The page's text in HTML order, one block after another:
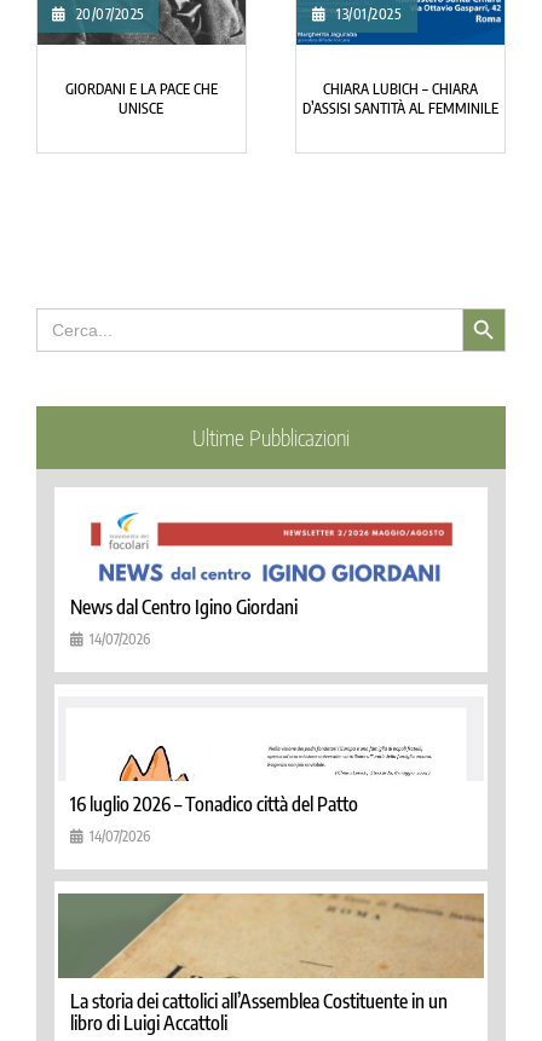
18/04/2024
L’UOMO DELLE BEATITUDINI
22/03/2024
ASSICURA LA PACE AL MONDO.
L’INSEGNAMENTO DI IGINO
Search
for:
Search Button
Ultime Pubblicazioni
News dal Centro Igino Giordani
14/07/2026
16 luglio 2026 – Tonadico città del Patto
14/07/2026
La storia dei cattolici all’Assemblea Costituente in un
libro di Luigi Accattoli